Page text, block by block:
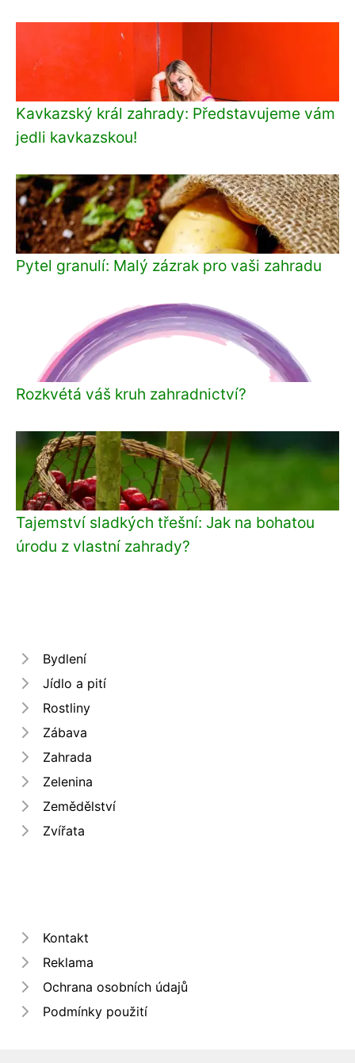
Kavkazský král zahrady: Představujeme vám
jedli kavkazskou!
Pytel granulí: Malý zázrak pro vaši zahradu
Rozkvétá váš kruh zahradnictví?
Tajemství sladkých třešní: Jak na bohatou
úrodu z vlastní zahrady?
Bydlení
Jídlo a pití
Rostliny
Zábava
Zahrada
Zelenina
Zemědělství
Zvířata
Kontakt
Reklama
Ochrana osobních údajů
Podmínky použití